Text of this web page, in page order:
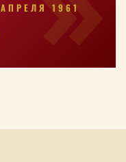
1961